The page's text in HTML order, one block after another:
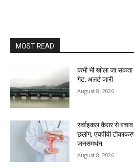
MOST READ
कभी भी खोला जा सकता
गेट, अलर्ट जारी
August 8, 2026
सर्वाइकल कैंसर से बचाव
छलांग, एचपीवी
जनसमर्थन
August 8, 2026